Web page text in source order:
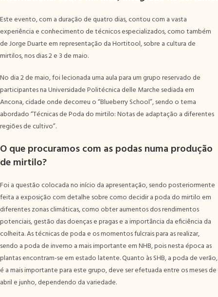
Este evento, com a duração de quatro dias, contou com a vasta
experiência e conhecimento de técnicos especializados, como também
de Jorge Duarte em representação da Hortitool, sobre a cultura de
mirtilos, nos dias 2 e 3 de maio.
No dia 2 de maio, foi lecionada uma aula para um grupo reservado de
participantes na Universidade Politécnica delle Marche sediada em
Ancona, cidade onde decorreu o “Blueberry School”, sendo o tema
abordado “Técnicas de Poda do mirtilo: Notas de adaptação a diferentes
regiões de cultivo”.
O que procuramos com as podas numa produção
de mirtilo?
Foi a questão colocada no início da apresentação, sendo posteriormente
feita a exposição com detalhe sobre como decidir a poda do mirtilo em
diferentes zonas climáticas, como obter aumentos dos rendimentos
potenciais, gestão das doenças e pragas e a importância da eficiência da
colheita. As técnicas de poda e os momentos fulcrais para as realizar,
sendo a poda de inverno a mais importante em NHB, pois nesta época as
plantas encontram-se em estado latente. Quanto às SHB, a poda de verão,
é a mais importante para este grupo, deve ser efetuada entre os meses de
abril e junho, dependendo da variedade.